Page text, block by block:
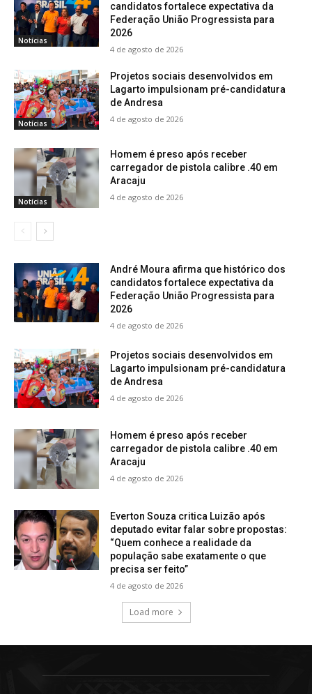
Notícias
candidatos fortalece expectativa da
Federação União Progressista para
2026
4 de agosto de 2026
Notícias
Projetos sociais desenvolvidos em
Lagarto impulsionam pré-candidatura
de Andresa
4 de agosto de 2026
Notícias
Homem é preso após receber
carregador de pistola calibre .40 em
Aracaju
4 de agosto de 2026
André Moura afirma que histórico dos
candidatos fortalece expectativa da
Federação União Progressista para
2026
4 de agosto de 2026
Projetos sociais desenvolvidos em
Lagarto impulsionam pré-candidatura
de Andresa
4 de agosto de 2026
Homem é preso após receber
carregador de pistola calibre .40 em
Aracaju
4 de agosto de 2026
Everton Souza critica Luizão após
deputado evitar falar sobre propostas:
“Quem conhece a realidade da
população sabe exatamente o que
precisa ser feito”
4 de agosto de 2026
Load more